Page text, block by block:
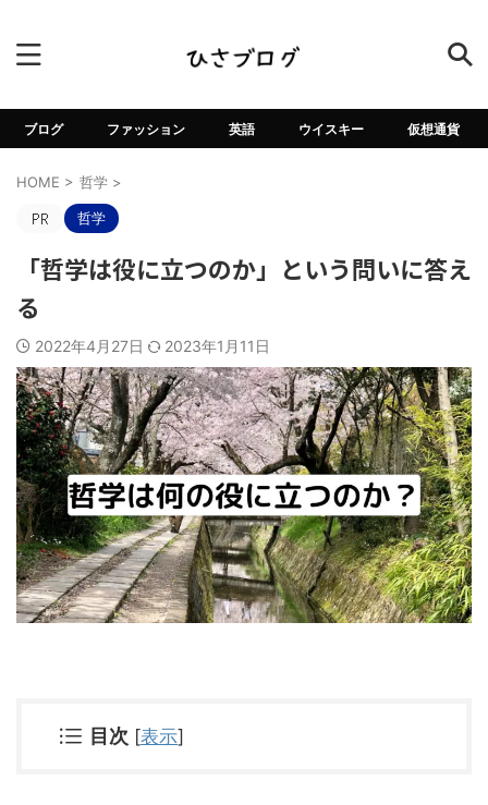
ブログ ファッション 英語 ウイスキー 仮想通貨
HOME > 哲学 >
哲学
「哲学は役に立つのか」という問いに答え
る
2022年4月27日 2023年1月11日
目次 [表示]